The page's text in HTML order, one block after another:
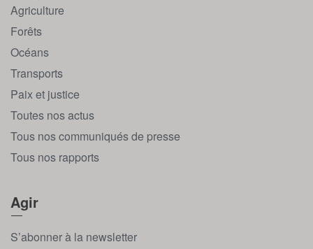
Agriculture
Forêts
Océans
Transports
Paix et justice
Toutes nos actus
Tous nos communiqués de presse
Tous nos rapports
Agir
S’abonner à la newsletter